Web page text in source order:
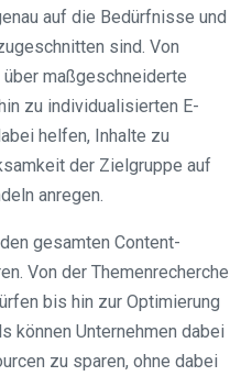
auf die Bedürfnisse und
sind. Von
maßgeschneiderte
zu individualisierten E-
helfen, Inhalte zu
der Zielgruppe auf
anregen.
gesamten Content-
Von der Themenrecherche
bis hin zur Optimierung
können Unternehmen dabei
zu sparen, ohne dabei